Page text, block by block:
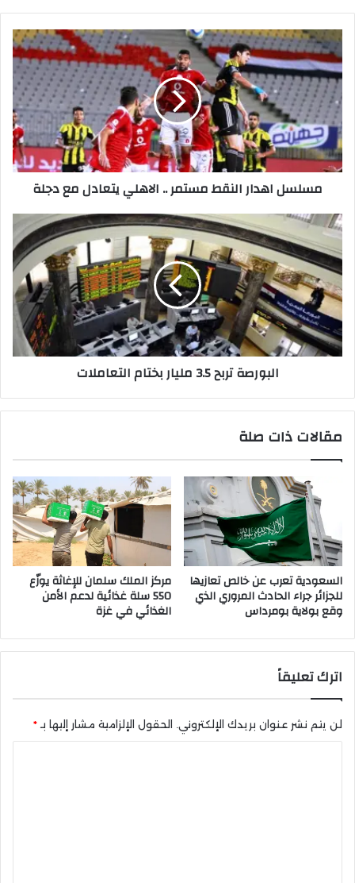
مسلسل
اهدار
النقط
مستمر
..
الاهلي
يتعادل
مع
دجلة
مسلسل اهدار النقط مستمر .. الاهلي يتعادل مع دجلة
البورصة
تربح
3.5
مليار
بختام
التعاملات
البورصة تربح 3.5 مليار بختام التعاملات
مقالات ذات صلة
السعودية تعرب عن خالص تعازيها
للجزائر جراء الحادث المروري الذي
وقع بولاية بومرداس
مركز الملك سلمان للإغاثة يوزّع
550 سلة غذائية لدعم الأمن
الغذائي في غزة
اترك تعليقاً
لن يتم نشر عنوان بريدك الإلكتروني. الحقول الإلزامية مشار إليها بـ *